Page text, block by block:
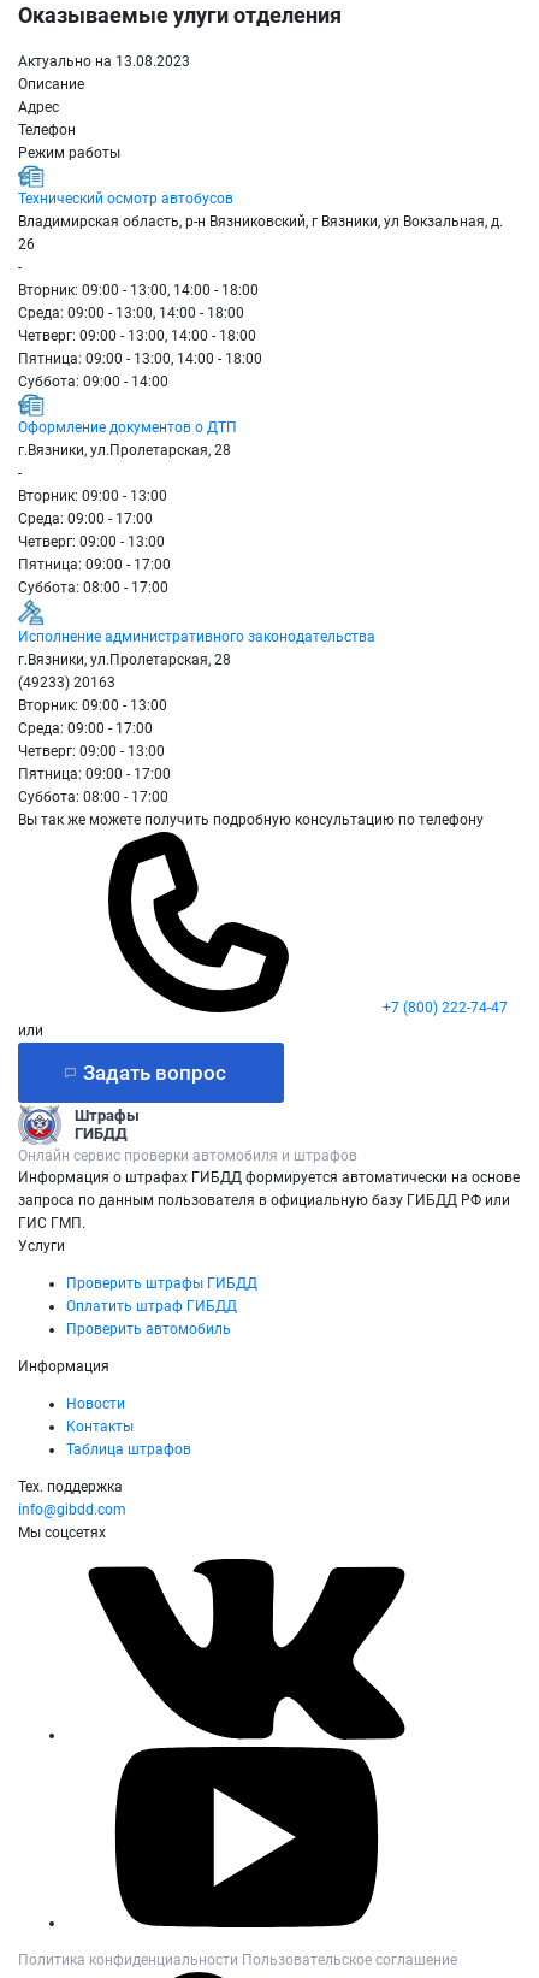
Оказываемые улуги отделения
Актуально на 13.08.2023
Описание
Адрес
Телефон
Режим работы
Технический осмотр автобусов
Владимирская область, р-н Вязниковский, г Вязники, ул Вокзальная, д.
26
-
Вторник: 09:00 - 13:00, 14:00 - 18:00
Среда: 09:00 - 13:00, 14:00 - 18:00
Четверг: 09:00 - 13:00, 14:00 - 18:00
Пятница: 09:00 - 13:00, 14:00 - 18:00
Суббота: 09:00 - 14:00
Оформление документов о ДТП
г.Вязники, ул.Пролетарская, 28
-
Вторник: 09:00 - 13:00
Среда: 09:00 - 17:00
Четверг: 09:00 - 13:00
Пятница: 09:00 - 17:00
Суббота: 08:00 - 17:00
Исполнение административного законодательства
г.Вязники, ул.Пролетарская, 28
(49233) 20163
Вторник: 09:00 - 13:00
Среда: 09:00 - 17:00
Четверг: 09:00 - 13:00
Пятница: 09:00 - 17:00
Суббота: 08:00 - 17:00
Вы так же можете получить подробную консультацию по телефону
+7 (800) 222-74-47
или
Задать вопрос
Штрафы
ГИБДД
Онлайн сервис проверки автомобиля и штрафов
Информация о штрафах ГИБДД формируется автоматически на основе
запроса по данным пользователя в официальную базу ГИБДД РФ или
ГИС ГМП.
Услуги
Проверить штрафы ГИБДД
Оплатить штраф ГИБДД
Проверить автомобиль
Информация
Новости
Контакты
Таблица штрафов
Тех. поддержка
info@gibdd.com
Мы соцсетях
Политика конфиденциальности Пользовательское соглашение